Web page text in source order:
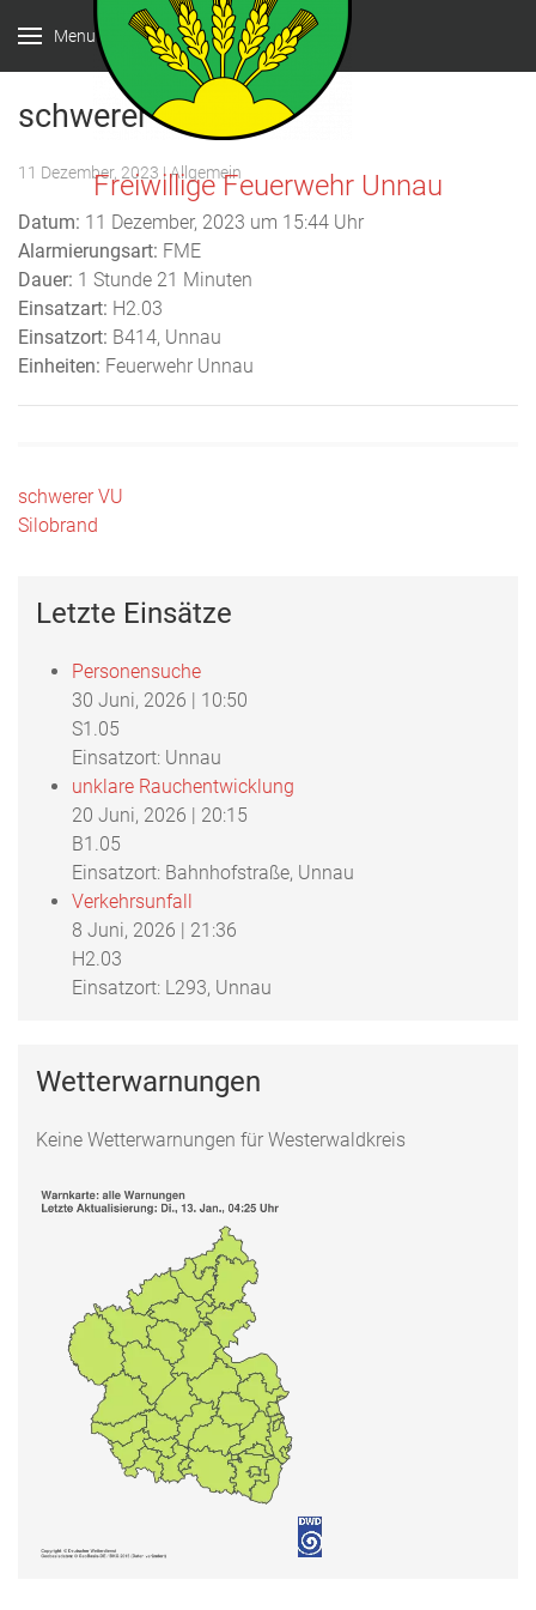
Menu
Freiwillige Feuerwehr Unnau
schwerer VU
11 Dezember, 2023 | Allgemein
Datum: 11 Dezember, 2023 um 15:44 Uhr
Alarmierungsart: FME
Dauer: 1 Stunde 21 Minuten
Einsatzart: H2.03
Einsatzort: B414, Unnau
Einheiten: Feuerwehr Unnau
Beitragsnavigation
schwerer VU
Silobrand
Letzte Einsätze
Personensuche
30 Juni, 2026 | 10:50
S1.05
Einsatzort: Unnau
unklare Rauchentwicklung
20 Juni, 2026 | 20:15
B1.05
Einsatzort: Bahnhofstraße, Unnau
Verkehrsunfall
8 Juni, 2026 | 21:36
H2.03
Einsatzort: L293, Unnau
Wetterwarnungen
Keine Wetterwarnungen für Westerwaldkreis